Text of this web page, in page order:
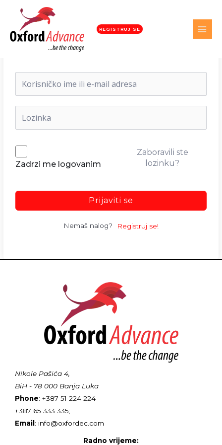
REGISTRUJ SE
Dobrodošli nazad!
Zadrzi me logovanim
Zaboravili ste
lozinku?
Prijaviti se
Nemaš nalog? Registruj se!
Nikole Pašića 4,
BiH - 78 000 Banja Luka
Phone: +387 51 224 224
+387 65 333 335;
Email: info@oxfordec.com
Radno vrijeme: